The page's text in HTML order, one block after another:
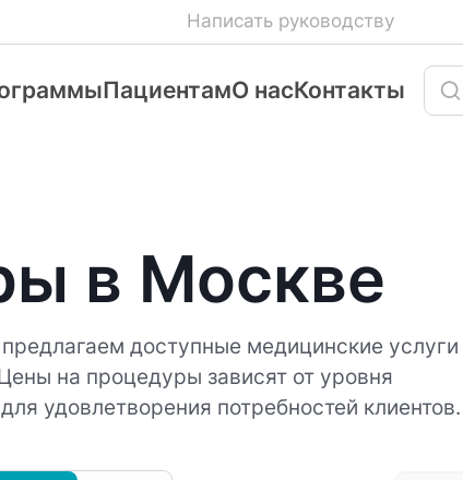
Написать руководству
ПациентамО насКонтакты
в Москве
доступные медицинские услуги
на процедуры зависят от уровня
удовлетворения потребностей клиентов.